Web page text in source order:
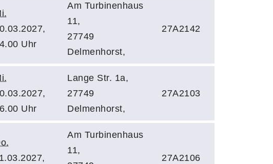
Uhr
Am Turbinenhaus
11,
27749
Delmenhorst,
27A2142
Uhr
Lange Str. 1a,
27749
Delmenhorst,
27A2103
Am Turbinenhaus
11,
27A2106